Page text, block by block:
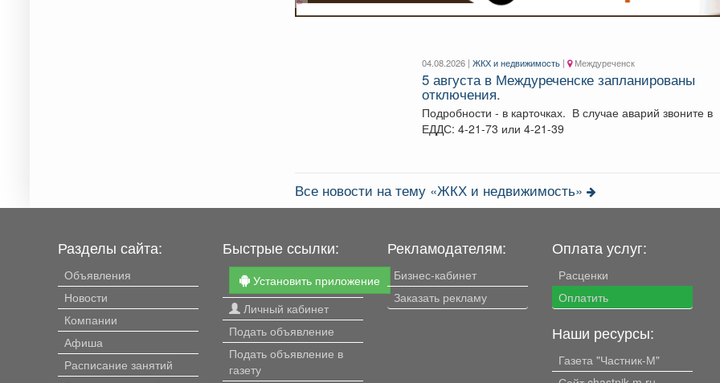
04.08.2026 |ЖКХ и недвижимость | Междуреченск
5 августа в Междуреченске запланированы
отключения.
Подробности - в карточках. ️ В случае аварий звоните в
ЕДДС: 4-21-73 или 4-21-39
Все новости на тему «ЖКХ и недвижимость»
Разделы сайта:
Объявления
Новости
Компании
Афиша
Расписание занятий
Быстрые ссылки:
Установить приложение
Личный кабинет
Подать объявление
Подать объявление в
газету
Рекламодателям:
Бизнес-кабинет
Заказать рекламу
Оплата услуг:
Расценки
Оплатить
Наши ресурсы:
Газета "Частник-М"